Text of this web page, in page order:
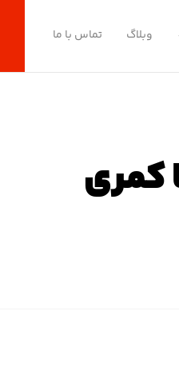
وبلاگ تماس با ما
کمری